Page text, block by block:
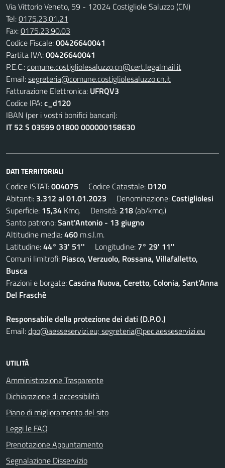
Via Vittorio Veneto, 59 - 12024 Costigliole Saluzzo (CN)
Tel:0175.23.01.21
Fax:0175.23.90.03
Codice Fiscale:00426640041
Partita IVA:00426640041
P.E.C.:comune.costigliolesaluzzo.cn@cert.legalmail.it
Email:segreteria@comune.costigliolesaluzzo.cn.it
Fatturazione Elettronica: UFRQV3
Codice IPA:c_d120
IBAN (per i vostri bonifici bancari):
IT 52 S 03599 01800 000000158630
DATI TERRITORIALI
Codice ISTAT:004075 Codice Catastale: D120
Abitanti: 3.312 al 01.01.2023 Denominazione:Costigliolesi
Superficie: 15,34 Kmq. Densità: 218(ab/kmq.)
Santo patrono:Sant'Antonio - 13 giugno
Altitudine media:460 m.s.l.m.
Latitudine:44° 33' 51'' Longitudine: 7° 29' 11''
Comuni limitrofi: Piasco, Verzuolo, Rossana, Villafalletto,
Busca
Frazioni e borgate:Cascina Nuova, Ceretto, Colonia, Sant'Anna
Del Fraschè
Responsabile della protezione dei dati (D.P.O.)
Email:dpo@aesseservizi.eu; segreteria@pec.aesseservizi.eu
UTILITÀ
Amministrazione Trasparente
Dichiarazione di accessibilità
Piano di miglioramento del sito
Leggi le FAQ
Prenotazione Appuntamento
Segnalazione Disservizio